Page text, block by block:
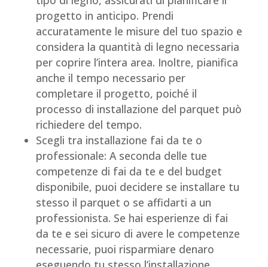
progetto in anticipo. Prendi
accuratamente le misure del tuo spazio e
considera la quantità di legno necessaria
per coprire l’intera area. Inoltre, pianifica
anche il tempo necessario per
completare il progetto, poiché il
processo di installazione del parquet può
richiedere del tempo.
Scegli tra installazione fai da te o
professionale: A seconda delle tue
competenze di fai da te e del budget
disponibile, puoi decidere se installare tu
stesso il parquet o se affidarti a un
professionista. Se hai esperienze di fai
da te e sei sicuro di avere le competenze
necessarie, puoi risparmiare denaro